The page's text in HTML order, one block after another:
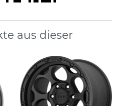
aus dieser